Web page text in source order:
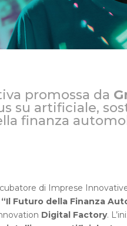
promossa da
su artificiale,
finanza
di Imprese
Futuro della Finanza
Digital Factory.